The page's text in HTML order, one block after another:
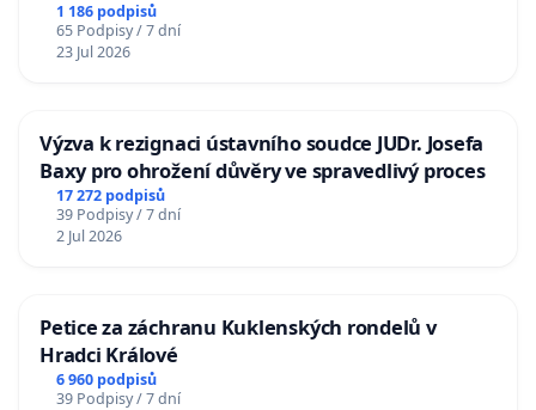
1 186 podpisů
65 Podpisy / 7 dní
23 Jul 2026
Výzva k rezignaci ústavního soudce JUDr. Josefa
Baxy pro ohrožení důvěry ve spravedlivý proces
17 272 podpisů
39 Podpisy / 7 dní
2 Jul 2026
Petice za záchranu Kuklenských rondelů v
Hradci Králové
6 960 podpisů
39 Podpisy / 7 dní